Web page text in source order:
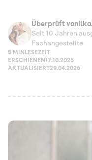
Überprüft von
Seit 10 Jahren
Fachangestellte
5 MIN LESEZEIT
ERSCHIENEN17.10.2025
AKTUALISIERT29.04.2026